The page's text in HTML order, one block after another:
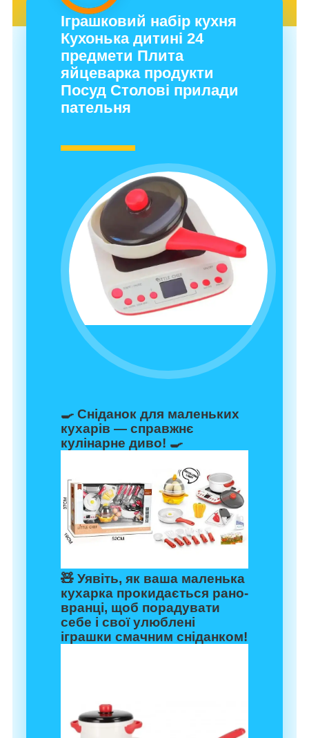
Іграшковий набір кухня
Кухонька дитині 24
предмети Плита
яйцеварка продукти
Посуд Столові прилади
пательня
🍳 Сніданок для маленьких
кухарів — справжнє
кулінарне диво! 🍳
🧸 Уявіть, як ваша маленька
кухарка прокидається рано-
вранці, щоб порадувати
себе і свої улюблені
іграшки смачним сніданком!